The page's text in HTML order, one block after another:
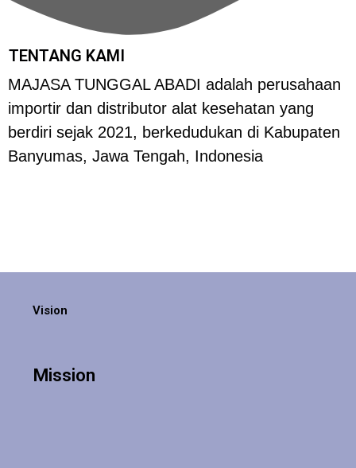
TENTANG KAMI
MAJASA TUNGGAL ABADI adalah perusahaan
importir dan distributor alat kesehatan yang
berdiri sejak 2021, berkedudukan di Kabupaten
Banyumas, Jawa Tengah, Indonesia
Vision
Mission